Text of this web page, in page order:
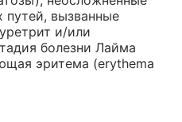
вызванные
и/или
болезни Лайма
эритема (erythema